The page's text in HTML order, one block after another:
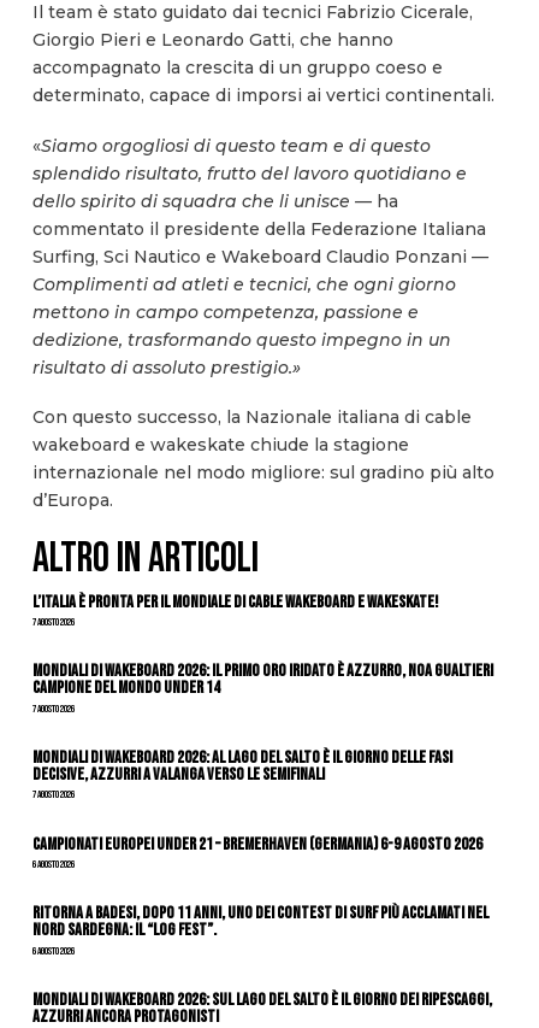
Il team è stato guidato dai tecnici Fabrizio Cicerale,
Giorgio Pieri e Leonardo Gatti, che hanno
accompagnato la crescita di un gruppo coeso e
determinato, capace di imporsi ai vertici continentali.
«Siamo orgogliosi di questo team e di questo
splendido risultato, frutto del lavoro quotidiano e
dello spirito di squadra che li unisce — ha
commentato il presidente della Federazione Italiana
Surfing, Sci Nautico e Wakeboard Claudio Ponzani —
Complimenti ad atleti e tecnici, che ogni giorno
mettono in campo competenza, passione e
dedizione, trasformando questo impegno in un
risultato di assoluto prestigio.»
Con questo successo, la Nazionale italiana di cable
wakeboard e wakeskate chiude la stagione
internazionale nel modo migliore: sul gradino più alto
d’Europa.
ALTRO IN ARTICOLI
L’Italia è pronta per il Mondiale di Cable Wakeboard e Wakeskate!
7 Agosto 2026
Mondiali di Wakeboard 2026: il primo oro iridato è azzurro, Noa Gualtieri
campione del mondo Under 14
7 Agosto 2026
Mondiali di Wakeboard 2026: al Lago del Salto è il giorno delle fasi
decisive, azzurri a valanga verso le semifinali
7 Agosto 2026
Campionati Europei Under 21 – Bremerhaven (Germania) 6-9 agosto 2026
6 Agosto 2026
Ritorna a Badesi, dopo 11 anni, uno dei contest di surf più acclamati nel
nord Sardegna: il “Log Fest”.
6 Agosto 2026
Mondiali di Wakeboard 2026: sul Lago del Salto è il giorno dei ripescaggi,
azzurri ancora protagonisti